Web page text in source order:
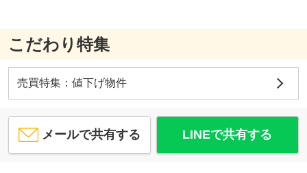
こだわり特集
売買特集：値下げ物件
メールで共有する LINEで共有する